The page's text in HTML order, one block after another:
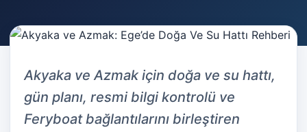
Akyaka ve Azmak için doğa ve su hattı,
gün planı, resmi bilgi kontrolü ve
Feryboat bağlantılarını birleştiren